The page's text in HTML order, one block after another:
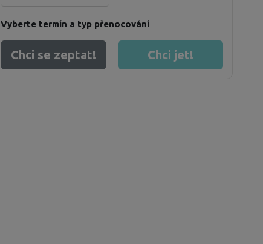
Vyberte termín a typ přenocování
Chci se zeptat! Chci jet!